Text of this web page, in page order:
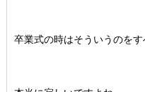
卒業式の時はそういうのをす